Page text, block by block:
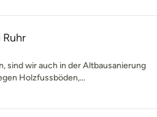
sind wir auch in der Altbausanierung
Holzfussböden,...